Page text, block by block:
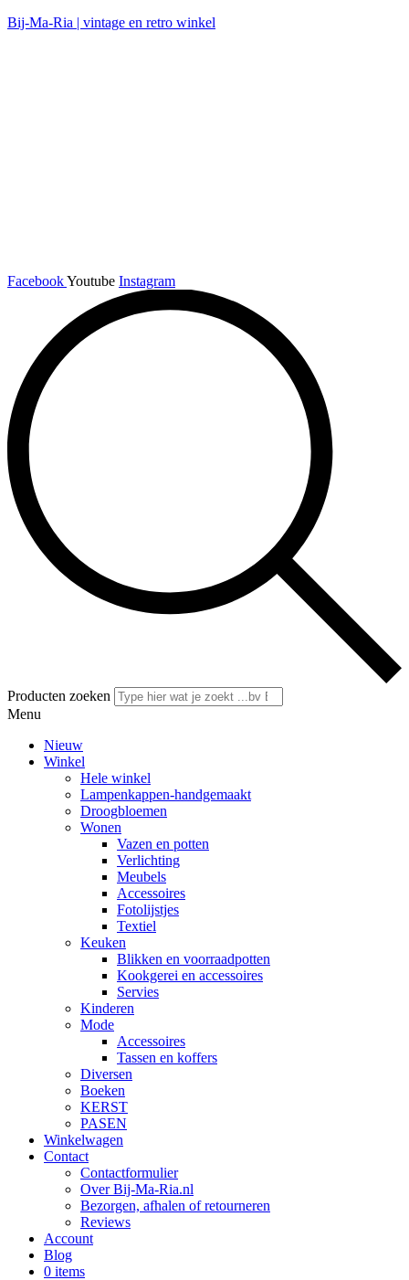
Bij-Ma-Ria | vintage en retro winkel
FacebookYoutube Instagram
Producten zoeken
Menu
Nieuw
Winkel
Hele winkel
Lampenkappen-handgemaakt
Droogbloemen
Wonen
Vazen en potten
Verlichting
Meubels
Accessoires
Fotolijstjes
Textiel
Keuken
Blikken en voorraadpotten
Kookgerei en accessoires
Servies
Kinderen
Mode
Accessoires
Tassen en koffers
Diversen
Boeken
KERST
PASEN
Winkelwagen
Contact
Contactformulier
Over Bij-Ma-Ria.nl
Bezorgen, afhalen of retourneren
Reviews
Account
Blog
0 items